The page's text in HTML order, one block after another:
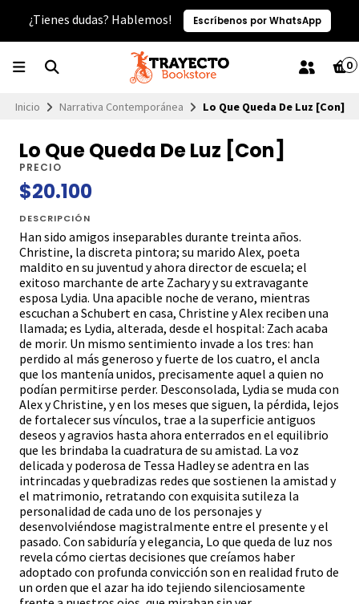
¿Tienes dudas? Hablemos! Escríbenos por WhatsApp
0
Inicio Narrativa Contemporánea Lo Que Queda De Luz [Con]
Lo Que Queda De Luz [Con]
PRECIO
$20.100
DESCRIPCIÓN
Han sido amigos inseparables durante treinta años.
Christine, la discreta pintora; su marido Alex, poeta
maldito en su juventud y ahora director de escuela; el
exitoso marchante de arte Zachary y su extravagante
esposa Lydia. Una apacible noche de verano, mientras
escuchan a Schubert en casa, Christine y Alex reciben una
llamada; es Lydia, alterada, desde el hospital: Zach acaba
de morir. Un mismo sentimiento invade a los tres: han
perdido al más generoso y fuerte de los cuatro, el ancla
que los mantenía unidos, precisamente aquel a quien no
podían permitirse perder. Desconsolada, Lydia se muda con
Alex y Christine, y en los meses que siguen, la pérdida, lejos
de fortalecer sus vínculos, trae a la superficie antiguos
deseos y agravios hasta ahora enterrados en el equilibrio
que les brindaba la cuadratura de su amistad. La voz
delicada y poderosa de Tessa Hadley se adentra en las
intrincadas y quebradizas redes que sostienen la amistad y
el matrimonio, retratando con exquisita sutileza la
personalidad de cada uno de los personajes y
desenvolviéndose magistralmente entre el presente y el
pasado. Con sabiduría y elegancia, Lo que queda de luz nos
revela cómo ciertas decisiones que creíamos haber
adoptado con profunda convicción son en realidad fruto de
un orden que el azar ha ido tejiendo silenciosamente